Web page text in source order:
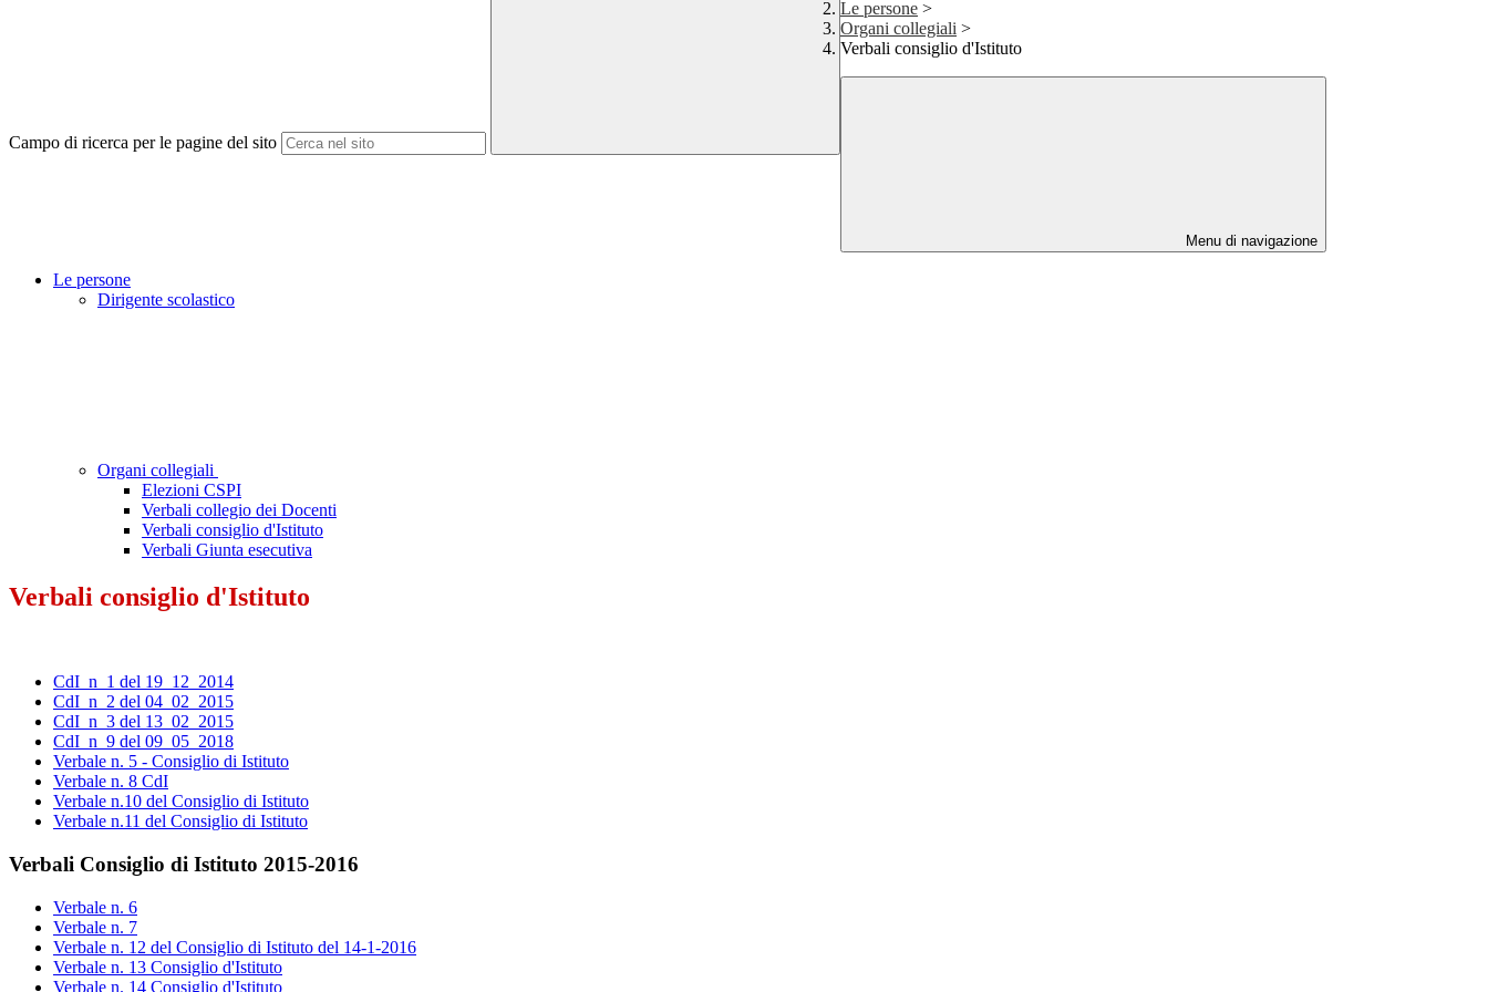
Campo di ricerca per le pagine del sito
Le persone >
Organi collegiali >
Verbali consiglio d'Istituto
Menu di navigazione
Le persone
Dirigente scolastico
Organi collegiali
Elezioni CSPI
Verbali collegio dei Docenti
Verbali consiglio d'Istituto
Verbali Giunta esecutiva
Verbali consiglio d'Istituto
CdI_n_1 del 19_12_2014
CdI_n_2 del 04_02_2015
CdI_n_3 del 13_02_2015
CdI_n_9 del 09_05_2018
Verbale n. 5 - Consiglio di Istituto
Verbale n. 8 CdI
Verbale n.10 del Consiglio di Istituto
Verbale n.11 del Consiglio di Istituto
Verbali Consiglio di Istituto 2015-2016
Verbale n. 6
Verbale n. 7
Verbale n. 12 del Consiglio di Istituto del 14-1-2016
Verbale n. 13 Consiglio d'Istituto
Verbale n. 14 Consiglio d'Istituto